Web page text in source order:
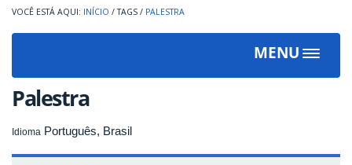
INÍCIO / TAGS / PALESTRA
MENU
Toggle
Palestra
Idioma Português, Brasil